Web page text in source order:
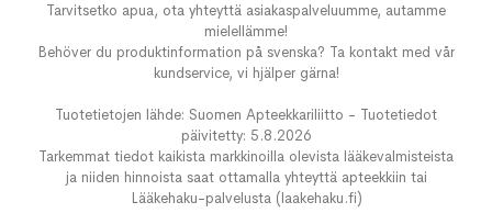
Tarvitsetko apua, ota yhteyttä asiakaspalveluumme, autamme
mielellämme!
Behöver du produktinformation på svenska? Ta kontakt med vår
kundservice, vi hjälper gärna!
Tuotetietojen lähde: Suomen Apteekkariliitto - Tuotetiedot
päivitetty: 5.8.2026
Tarkemmat tiedot kaikista markkinoilla olevista lääkevalmisteista
ja niiden hinnoista saat ottamalla yhteyttä apteekkiin tai
Lääkehaku-palvelusta (laakehaku.fi)